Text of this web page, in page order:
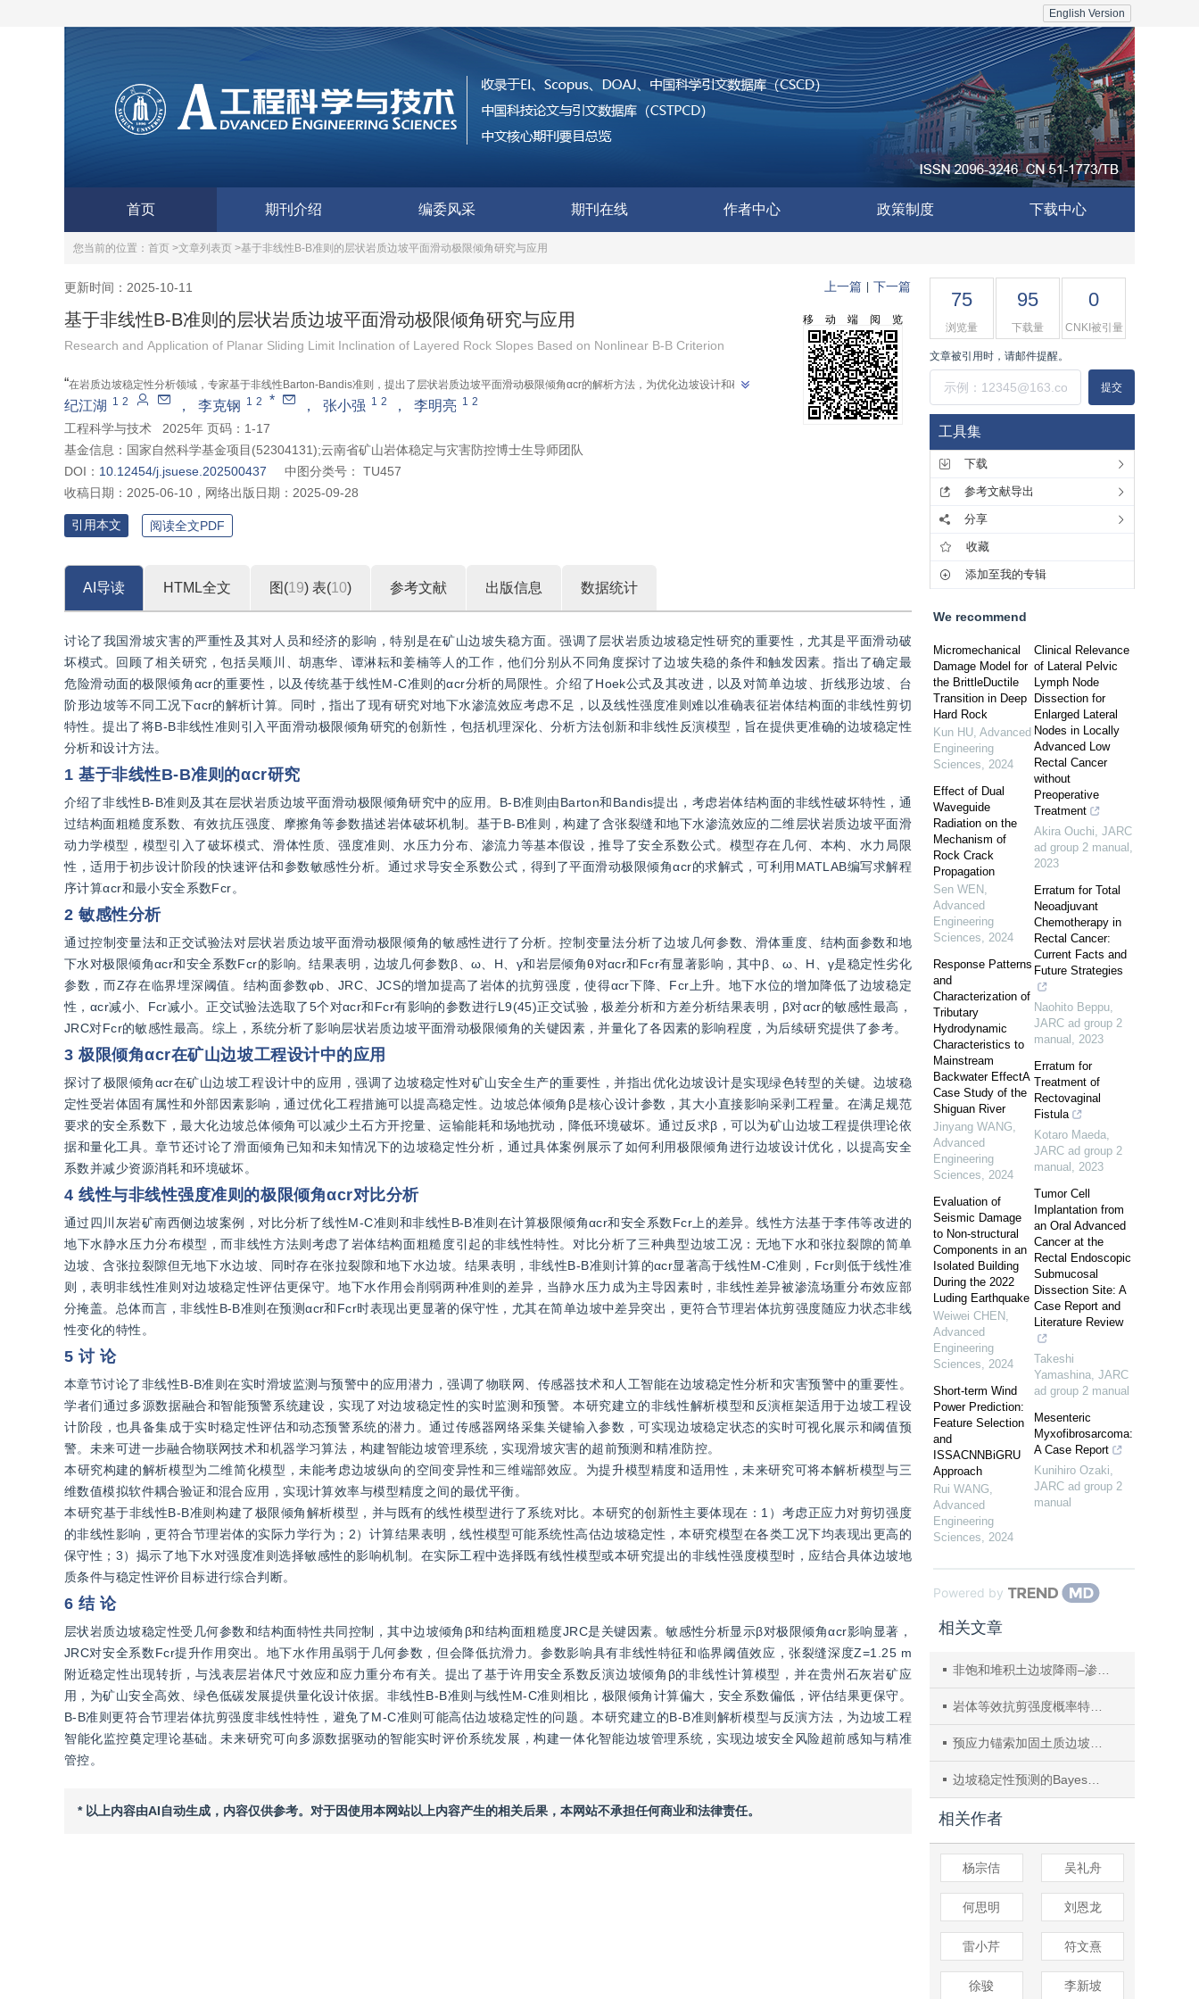
English Version
首页 期刊介绍 编委风采 期刊在线 作者中心 政策制度 下载中心
您当前的位置： 首页 >文章列表页 >基于非线性B-B准则的层状岩质边坡平面滑动极限倾角研究与应用
更新时间：2025-10-11 上一篇 下一篇
基于非线性B-B准则的层状岩质边坡平面滑动极限倾角研究与应用
Research and Application of Planar Sliding Limit Inclination of Layered Rock Slopes Based on Nonlinear B-B Criterion
“在岩质边坡稳定性分析领域，专家基于非线性Barton-Bandis准则，提出了层状岩质边坡平面滑动极限倾角αcr的解析方法，为优化边坡设计和矿山
安全生产提供理论依据。
纪江湖 1 2 ， 李克钢 1 2 * ， 张小强 1 2 ， 李明亮 1 2
工程科学与技术
2025年 页码：1-17
基金信息： 国家自然科学基金项目(52304131);云南省矿山岩体稳定与灾害防控博士生导师团队
DOI： 10.12454/j.jsuese.202500437 中图分类号：
TU457
收稿日期： 2025-06-10 ， 网络出版日期： 2025-09-28
移动端阅览
引用本文 阅读全文PDF
AI导读 HTML全文 图(19) 表(10) 参考文献 出版信息 数据统计
讨论了我国滑坡灾害的严重性及其对人员和经济的影响，特别是在矿山边坡失稳方面。强调了层状岩质边坡稳定性研究的重要性，尤其是平面滑动破
坏模式。回顾了相关研究，包括吴顺川、胡惠华、谭淋耘和姜楠等人的工作，他们分别从不同角度探讨了边坡失稳的条件和触发因素。指出了确定最
危险滑动面的极限倾角αcr的重要性，以及传统基于线性M-C准则的αcr分析的局限性。介绍了Hoek公式及其改进，以及对简单边坡、折线形边坡、台
阶形边坡等不同工况下αcr的解析计算。同时，指出了现有研究对地下水渗流效应考虑不足，以及线性强度准则难以准确表征岩体结构面的非线性剪切
特性。提出了将B-B非线性准则引入平面滑动极限倾角研究的创新性，包括机理深化、分析方法创新和非线性反演模型，旨在提供更准确的边坡稳定性
分析和设计方法。
1 基于非线性B-B准则的αcr研究
介绍了非线性B-B准则及其在层状岩质边坡平面滑动极限倾角研究中的应用。B-B准则由Barton和Bandis提出，考虑岩体结构面的非线性破坏特性，通
过结构面粗糙度系数、有效抗压强度、摩擦角等参数描述岩体破坏机制。基于B-B准则，构建了含张裂缝和地下水渗流效应的二维层状岩质边坡平面滑
动力学模型，模型引入了破坏模式、滑体性质、强度准则、水压力分布、渗流力等基本假设，推导了安全系数公式。模型存在几何、本构、水力局限
性，适用于初步设计阶段的快速评估和参数敏感性分析。通过求导安全系数公式，得到了平面滑动极限倾角αcr的求解式，可利用MATLAB编写求解程
序计算αcr和最小安全系数Fcr。
2 敏感性分析
通过控制变量法和正交试验法对层状岩质边坡平面滑动极限倾角的敏感性进行了分析。控制变量法分析了边坡几何参数、滑体重度、结构面参数和地
下水对极限倾角αcr和安全系数Fcr的影响。结果表明，边坡几何参数β、ω、H、γ和岩层倾角θ对αcr和Fcr有显著影响，其中β、ω、H、γ是稳定性劣化
参数，而Z存在临界埋深阈值。结构面参数φb、JRC、JCS的增加提高了岩体的抗剪强度，使得αcr下降、Fcr上升。地下水位的增加降低了边坡稳定
性，αcr减小、Fcr减小。正交试验法选取了5个对αcr和Fcr有影响的参数进行L9(45)正交试验，极差分析和方差分析结果表明，β对αcr的敏感性最高，
JRC对Fcr的敏感性最高。综上，系统分析了影响层状岩质边坡平面滑动极限倾角的关键因素，并量化了各因素的影响程度，为后续研究提供了参考。
3 极限倾角αcr在矿山边坡工程设计中的应用
探讨了极限倾角αcr在矿山边坡工程设计中的应用，强调了边坡稳定性对矿山安全生产的重要性，并指出优化边坡设计是实现绿色转型的关键。边坡稳
定性受岩体固有属性和外部因素影响，通过优化工程措施可以提高稳定性。边坡总体倾角β是核心设计参数，其大小直接影响采剥工程量。在满足规范
要求的安全系数下，最大化边坡总体倾角可以减少土石方开挖量、运输能耗和场地扰动，降低环境破坏。通过反求β，可以为矿山边坡工程提供理论依
据和量化工具。章节还讨论了滑面倾角已知和未知情况下的边坡稳定性分析，通过具体案例展示了如何利用极限倾角进行边坡设计优化，以提高安全
系数并减少资源消耗和环境破坏。
4 线性与非线性强度准则的极限倾角αcr对比分析
通过四川灰岩矿南西侧边坡案例，对比分析了线性M-C准则和非线性B-B准则在计算极限倾角αcr和安全系数Fcr上的差异。线性方法基于李伟等改进的
地下水静水压力分布模型，而非线性方法则考虑了岩体结构面粗糙度引起的非线性特性。对比分析了三种典型边坡工况：无地下水和张拉裂隙的简单
边坡、含张拉裂隙但无地下水边坡、同时存在张拉裂隙和地下水边坡。结果表明，非线性B-B准则计算的αcr显著高于线性M-C准则，Fcr则低于线性准
则，表明非线性准则对边坡稳定性评估更保守。地下水作用会削弱两种准则的差异，当静水压力成为主导因素时，非线性差异被渗流场重分布效应部
分掩盖。总体而言，非线性B-B准则在预测αcr和Fcr时表现出更显著的保守性，尤其在简单边坡中差异突出，更符合节理岩体抗剪强度随应力状态非线
性变化的特性。
5 讨 论
本章节讨论了非线性B-B准则在实时滑坡监测与预警中的应用潜力，强调了物联网、传感器技术和人工智能在边坡稳定性分析和灾害预警中的重要性。
学者们通过多源数据融合和智能预警系统建设，实现了对边坡稳定性的实时监测和预警。本研究建立的非线性解析模型和反演框架适用于边坡工程设
计阶段，也具备集成于实时稳定性评估和动态预警系统的潜力。通过传感器网络采集关键输入参数，可实现边坡稳定状态的实时可视化展示和阈值预
警。未来可进一步融合物联网技术和机器学习算法，构建智能边坡管理系统，实现滑坡灾害的超前预测和精准防控。
本研究构建的解析模型为二维简化模型，未能考虑边坡纵向的空间变异性和三维端部效应。为提升模型精度和适用性，未来研究可将本解析模型与三
维数值模拟软件耦合验证和混合应用，实现计算效率与模型精度之间的最优平衡。
本研究基于非线性B-B准则构建了极限倾角解析模型，并与既有的线性模型进行了系统对比。本研究的创新性主要体现在：1）考虑正应力对剪切强度
的非线性影响，更符合节理岩体的实际力学行为；2）计算结果表明，线性模型可能系统性高估边坡稳定性，本研究模型在各类工况下均表现出更高的
保守性；3）揭示了地下水对强度准则选择敏感性的影响机制。在实际工程中选择既有线性模型或本研究提出的非线性强度模型时，应结合具体边坡地
质条件与稳定性评价目标进行综合判断。
6 结 论
层状岩质边坡稳定性受几何参数和结构面特性共同控制，其中边坡倾角β和结构面粗糙度JRC是关键因素。敏感性分析显示β对极限倾角αcr影响显著，
JRC对安全系数Fcr提升作用突出。地下水作用虽弱于几何参数，但会降低抗滑力。参数影响具有非线性特征和临界阈值效应，张裂缝深度Z=1.25 m
附近稳定性出现转折，与浅表层岩体尺寸效应和应力重分布有关。提出了基于许用安全系数反演边坡倾角β的非线性计算模型，并在贵州石灰岩矿应
用，为矿山安全高效、绿色低碳发展提供量化设计依据。非线性B-B准则与线性M-C准则相比，极限倾角计算偏大，安全系数偏低，评估结果更保守。
B-B准则更符合节理岩体抗剪强度非线性特性，避免了M-C准则可能高估边坡稳定性的问题。本研究建立的B-B准则解析模型与反演方法，为边坡工程
智能化监控奠定理论基础。未来研究可向多源数据驱动的智能实时评价系统发展，构建一体化智能边坡管理系统，实现边坡安全风险超前感知与精准
管控。
* 以上内容由AI自动生成，内容仅供参考。对于因使用本网站以上内容产生的相关后果，本网站不承担任何商业和法律责任。
75
浏览量
95
下载量
0
CNKI被引量
文章被引用时，请邮件提醒。
提交
工具集
下载
参考文献导出
分享
收藏
添加至我的专辑
We recommend
Micromechanical
Damage Model for
the BrittleDuctile
Transition in Deep
Hard Rock
Kun HU, Advanced
Engineering
Sciences, 2024
Effect of Dual
Waveguide
Radiation on the
Mechanism of
Rock Crack
Propagation
Sen WEN ,
Advanced
Engineering
Sciences, 2024
Response Patterns
and
Characterization of
Tributary
Hydrodynamic
Characteristics to
Mainstream
Backwater EffectA
Case Study of the
Shiguan River
Jinyang WANG,
Advanced
Engineering
Sciences, 2024
Evaluation of
Seismic Damage
to Non-structural
Components in an
Isolated Building
During the 2022
Luding Earthquake
Weiwei CHEN ,
Advanced
Engineering
Sciences, 2024
Short-term Wind
Power Prediction:
Feature Selection
and
ISSACNNBiGRU
Approach
Rui WANG,
Advanced
Engineering
Sciences, 2024
Clinical Relevance
of Lateral Pelvic
Lymph Node
Dissection for
Enlarged Lateral
Nodes in Locally
Advanced Low
Rectal Cancer
without
Preoperative
Treatment
Akira Ouchi, JARC
ad group 2 manual ,
2023
Erratum for Total
Neoadjuvant
Chemotherapy in
Rectal Cancer:
Current Facts and
Future Strategies
Naohito Beppu,
JARC ad group 2
manual , 2023
Erratum for
Treatment of
Rectovaginal
Fistula
Kotaro Maeda,
JARC ad group 2
manual , 2023
Tumor Cell
Implantation from
an Oral Advanced
Cancer at the
Rectal Endoscopic
Submucosal
Dissection Site: A
Case Report and
Literature Review
Takeshi
Yamashina, JARC
ad group 2 manual
Mesenteric
Myxofibrosarcoma:
A Case Report
Kunihiro Ozaki,
JARC ad group 2
manual
Powered by
相关文章
非饱和堆积土边坡降雨–渗流潜蚀耦合过程模拟
岩体等效抗剪强度概率特征值评估在边坡稳定性可靠度分析中的应用
预应力锚索加固土质边坡的稳定性极限分析
边坡稳定性预测的Bayes判别分析方法及应用
相关作者
杨宗佶 吴礼舟
何思明 刘恩龙
雷小芹 符文熹
徐骏 李新坡